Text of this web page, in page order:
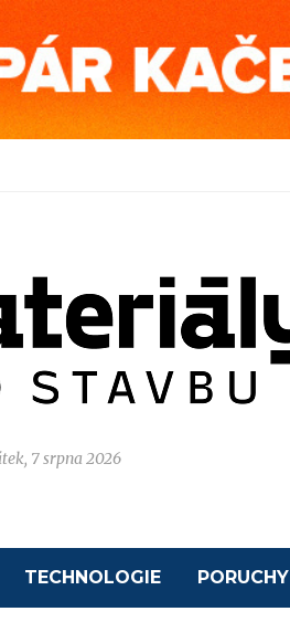
7 srpna 2026
TECHNOLOGIE PORUCHY